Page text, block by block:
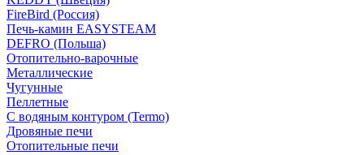
FireBird (Россия)
Печь-камин EASYSTEAM
DEFRO (Польша)
Отопительно-варочные
Металлические
Чугунные
Пеллетные
С водяным контуром (Termo)
Дровяные печи
Отопительные печи